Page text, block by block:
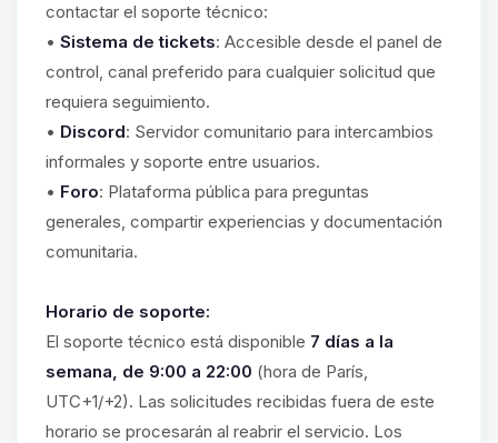
contactar el soporte técnico:
• Sistema de tickets: Accesible desde el panel de
control, canal preferido para cualquier solicitud que
requiera seguimiento.
• Discord: Servidor comunitario para intercambios
informales y soporte entre usuarios.
• Foro: Plataforma pública para preguntas
generales, compartir experiencias y documentación
comunitaria.
Horario de soporte:
El soporte técnico está disponible 7 días a la
semana, de 9:00 a 22:00 (hora de París,
UTC+1/+2). Las solicitudes recibidas fuera de este
horario se procesarán al reabrir el servicio. Los